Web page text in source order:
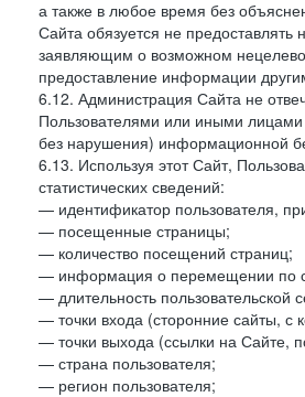
а также в любое время без
Сайта обязуется не
заявляющим о возможном
предоставление информации
6.12. Администрация Сайта не
Пользователями или иными
без нарушения) информационной
6.13. Используя этот Сайт,
статистических сведений:
— идентификатор пользователя,
— посещенные страницы;
— количество посещений страниц;
— информация о перемещении по
— длительность пользовательской
— точки входа (сторонние сайты, с
— точки выхода (ссылки на Сайте,
— страна пользователя;
— регион пользователя;